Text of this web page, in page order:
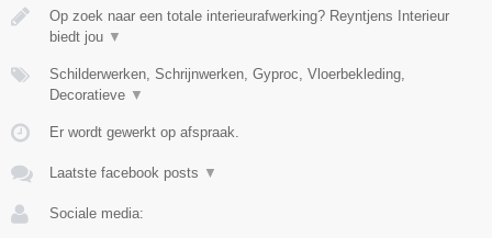
Op zoek naar een totale interieurafwerking? Reyntjens Interieur
biedt jou ▼
Schilderwerken, Schrijnwerken, Gyproc, Vloerbekleding,
Decoratieve ▼
Er wordt gewerkt op afspraak.
Laatste facebook posts ▼
Sociale media: